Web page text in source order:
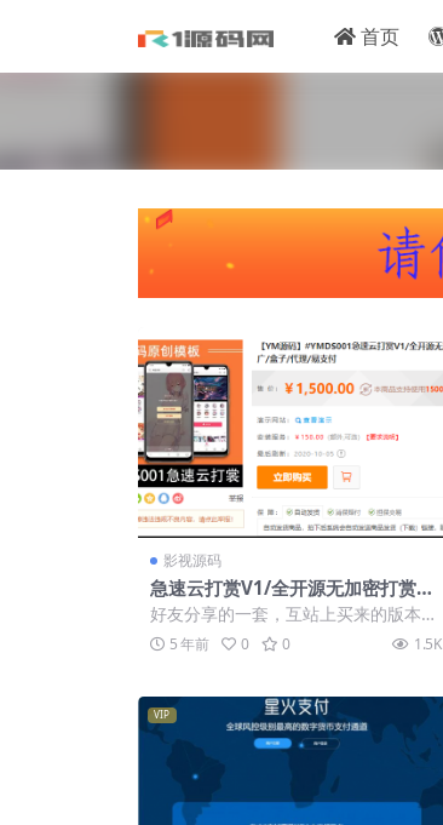
首页
影视源码
急速云打赏V1/全开源无加密打赏源
码系统/推广/盒子/代理/易支付
好友分享的一套，互站上买来的版本，
大概如下: 开发环境：PHP 空间支持：
PHP...5 年前 0 0 1.5K
VIP